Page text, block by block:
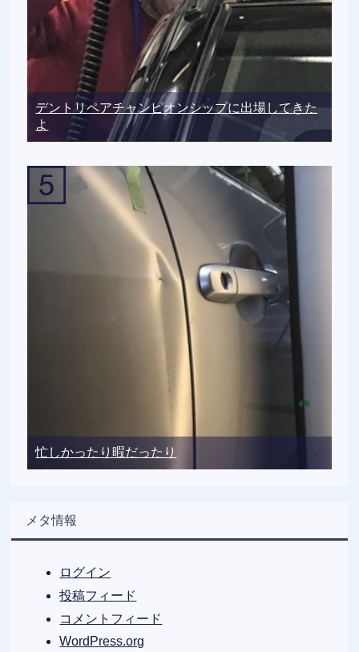
デントリペアチャンピオンシップに出場してきた
よ
忙しかったり暇だったり
メタ情報
ログイン
投稿フィード
コメントフィード
WordPress.org